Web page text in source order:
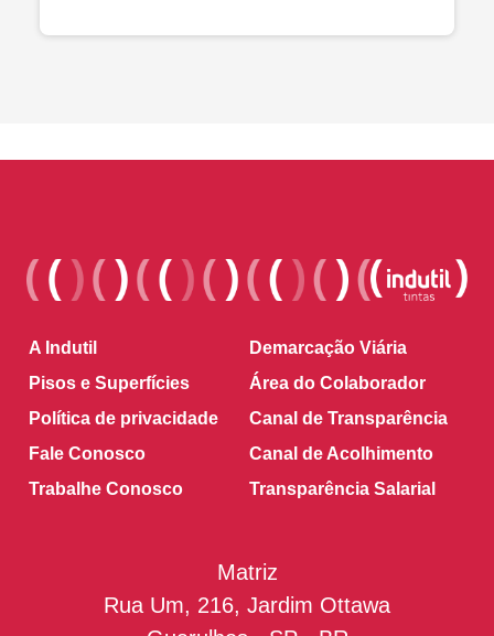
A Indutil
Demarcação Viária
Pisos e Superfícies
Área do Colaborador
Política de privacidade
Canal de Transparência
Fale Conosco
Canal de Acolhimento
Trabalhe Conosco
Transparência Salarial
Matriz
Rua Um, 216, Jardim Ottawa